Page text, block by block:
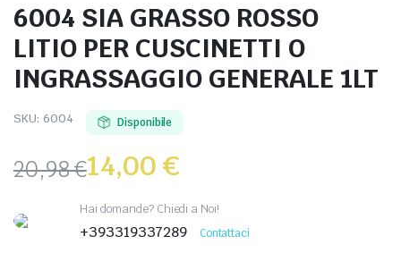
6004 SIA GRASSO ROSSO
LITIO PER CUSCINETTI O
INGRASSAGGIO GENERALE 1LT
SKU: 6004 Disponibile
20,98€14,00€
Hai domande? Chiedi a Noi!
+393319337289 Contattaci